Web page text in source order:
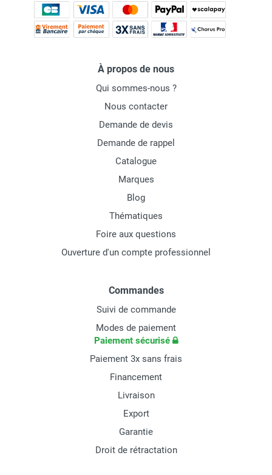
À propos de nous
Qui sommes-nous ?
Nous contacter
Demande de devis
Demande de rappel
Catalogue
Marques
Blog
Thématiques
Foire aux questions
Ouverture d'un compte professionnel
Commandes
Suivi de commande
Modes de paiement
Paiement sécurisé
Paiement 3x sans frais
Financement
Livraison
Export
Garantie
Droit de rétractation